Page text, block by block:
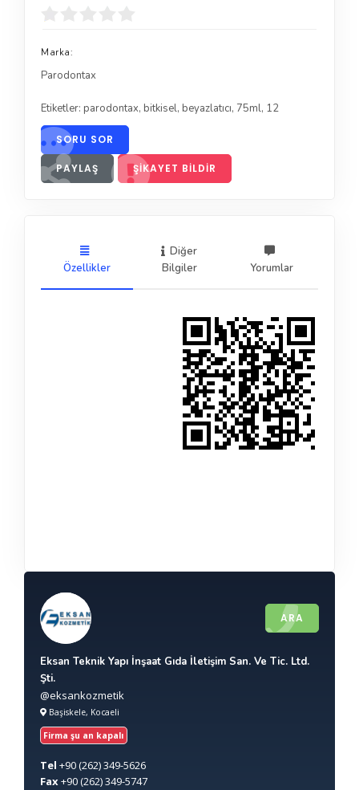
Marka:
Parodontax
Etiketler: parodontax, bitkisel, beyazlatıcı, 75ml, 12
SORU SOR
PAYLAŞ ŞIKAYET BILDIR
Özellikler
Diğer
Bilgiler
Yorumlar
ARA
Eksan Teknik Yapı İnşaat Gıda İletişim San. Ve Tic. Ltd.
Şti.
@eksankozmetik
Başiskele, Kocaeli
Firma şu an kapalı
Tel +90(262) 349-5626
Fax+90(262) 349-5747